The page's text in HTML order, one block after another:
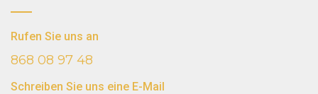
Rufen Sie uns an
868 08 97 48
Schreiben Sie uns eine E-Mail